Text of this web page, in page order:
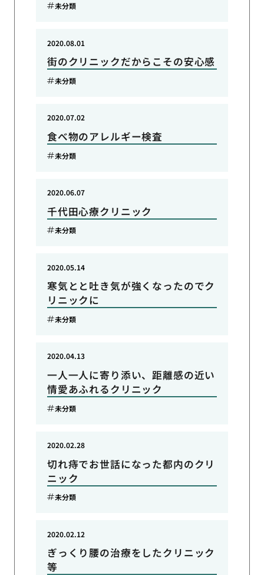
未分類
街のクリニックだからこその安心感
2020.08.01
未分類
食べ物のアレルギー検査
2020.07.02
未分類
千代田心療クリニック
2020.06.07
未分類
寒気とと吐き気が強くなったのでク
リニックに
2020.05.14
未分類
一人一人に寄り添い、距離感の近い
情愛あふれるクリニック
2020.04.13
未分類
切れ痔でお世話になった都内のクリ
ニック
2020.02.28
未分類
ぎっくり腰の治療をしたクリニック
等
2020.02.12